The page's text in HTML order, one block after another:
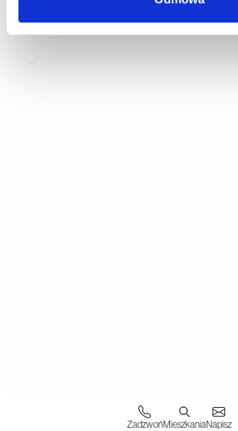
ZadzwońMieszkaniaNapisz